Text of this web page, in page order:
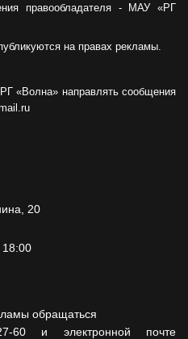
правообладателя - МАУ «РГ
на правах рекламы.
«Волна» направлять сообщения
20
18:00
обращаться
и электронной почте